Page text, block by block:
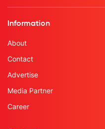
Information
About
Contact
Advertise
Media Partner
Career